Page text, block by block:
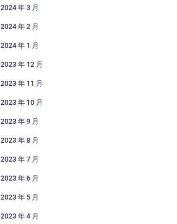
2024 年 3 月
2024 年 2 月
2024 年 1 月
2023 年 12 月
2023 年 11 月
2023 年 10 月
2023 年 9 月
2023 年 8 月
2023 年 7 月
2023 年 6 月
2023 年 5 月
2023 年 4 月